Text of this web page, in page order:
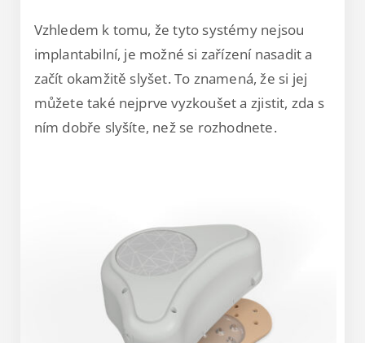
Vzhledem k tomu, že tyto systémy nejsou
implantabilní, je možné si zařízení nasadit a
začít okamžitě slyšet. To znamená, že si jej
můžete také nejprve vyzkoušet a zjistit, zda s
ním dobře slyšíte, než se rozhodnete.